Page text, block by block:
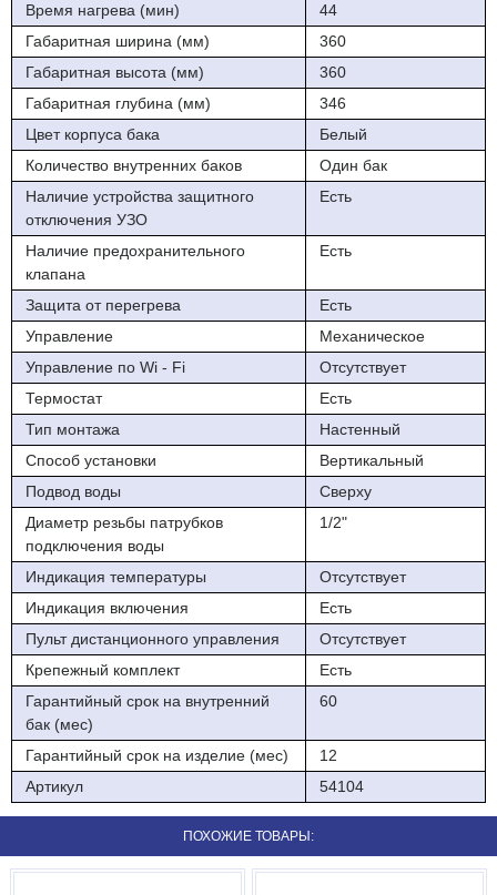
Время нагрева (мин)
44
Габаритная ширина (мм)
360
Габаритная высота (мм)
360
Габаритная глубина (мм)
346
Цвет корпуса бака
Белый
Количество внутренних баков
Один бак
Наличие устройства защитного
отключения УЗО
Есть
Наличие предохранительного
клапана
Есть
Защита от перегрева
Есть
Управление
Механическое
Управление по Wi - Fi
Отсутствует
Термостат
Есть
Тип монтажа
Настенный
Способ установки
Вертикальный
Подвод воды
Сверху
Диаметр резьбы патрубков
подключения воды
1/2"
Индикация температуры
Отсутствует
Индикация включения
Есть
Пульт дистанционного управления
Отсутствует
Крепежный комплект
Есть
Гарантийный срок на внутренний
бак (мес)
60
Гарантийный срок на изделие (мес)
12
Артикул
54104
ПОХОЖИЕ ТОВАРЫ: